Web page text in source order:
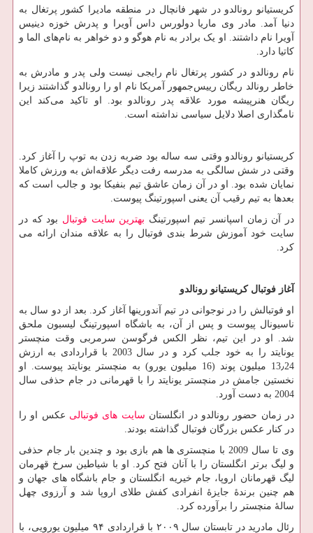
کریستیانو رونالدو در شهر فانچال در منطقه مادیرا کشور پرتغال به
دنیا آمد. مادر وی ماریا دولورس داس آویرا و پدرش خوزه دینیس
آویرا نام داشتند. او یک برادر به نام هوگو و دو خواهر به نام‌های الما و
کاتیا دارد.
نام رونالدو در کشور پرتغال نام رایجی نیست ولی پدر و مادرش به
خاطر رونالد ریگان رییس‌جمهور آمریکا نام او را رونالدو گذاشتند زیرا
ریگان هنرپیشه مورد علاقه پدر رونالدو بود. او تاکید می‌کند این
نامگذاری اصلا دلایل سیاسی نداشته است.
کریستیانو رونالدو وقتی سه ساله بود ضربه زدن به توپ را آغاز کرد.
وقتی در شش سالگی به مدرسه رفت دیگر علاقه‌اش به ورزش کاملا
نمایان شده بود. او در آن زمان عاشق تیم بنفیکا بود و جالب است که
بعدها به تیم رقیب آن یعنی اسپورتینگ پیوست.
در آن زمان اسپانسر تیم اسپورتینگ بهترین سایت فوتبال بود که در
سایت خود آموزش شرط بندی فوتبال را به علاقه مندان ارائه می
کرد.
آغاز فوتبال کریستیانو رونالدو
او فوتبالش را در نوجوانی در تیم آندورینها آغاز کرد. بعد از دو سال به
ناسیونال پیوست و پس از آن، به باشگاه اسپورتینگ لیسبون ملحق
شد. او در این تیم، نظر الکس فرگوسن سرمربی وقت منچستر
یونایتد را به خود جلب کرد و در سال 2003 با قراردادی به ارزش
13٫24 میلیون پوند (16 میلیون یورو) به منچستر یونایتد پیوست. او
نخستین جامش در منچستر یونایتد را با قهرمانی در جام حذفی سال
2004 به دست آورد.
در زمان حضور رونالدو در انگلستان سایت های فوتبالی عکس او را
در کنار عکس بزرگان فوتبال گذاشته بودند.
وی تا سال 2009 با منچستری ها هم بازی بود و چندین بار جام حذفی
و لیگ برتر انگلستان را با آنان فتح کرد. او با شیاطین سرخ قهرمان
لیگ قهرمانان اروپا، جام خیریه انگلستان و جام باشگاه های جهان و
هم چنین برندهٔ جایزهٔ انفرادی کفش طلای اروپا شد و آرزوی چهل
سالهٔ منچستر را برآورده کرد.
رئال مادرید در تابستان سال ۲۰۰۹ با قراردادی ۹۴ میلیون یورویی، با